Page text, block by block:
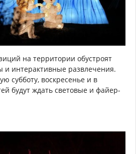
на территории обустроят
и интерактивные развлечения.
субботу, воскресенье и в
будут ждать световые и файер-